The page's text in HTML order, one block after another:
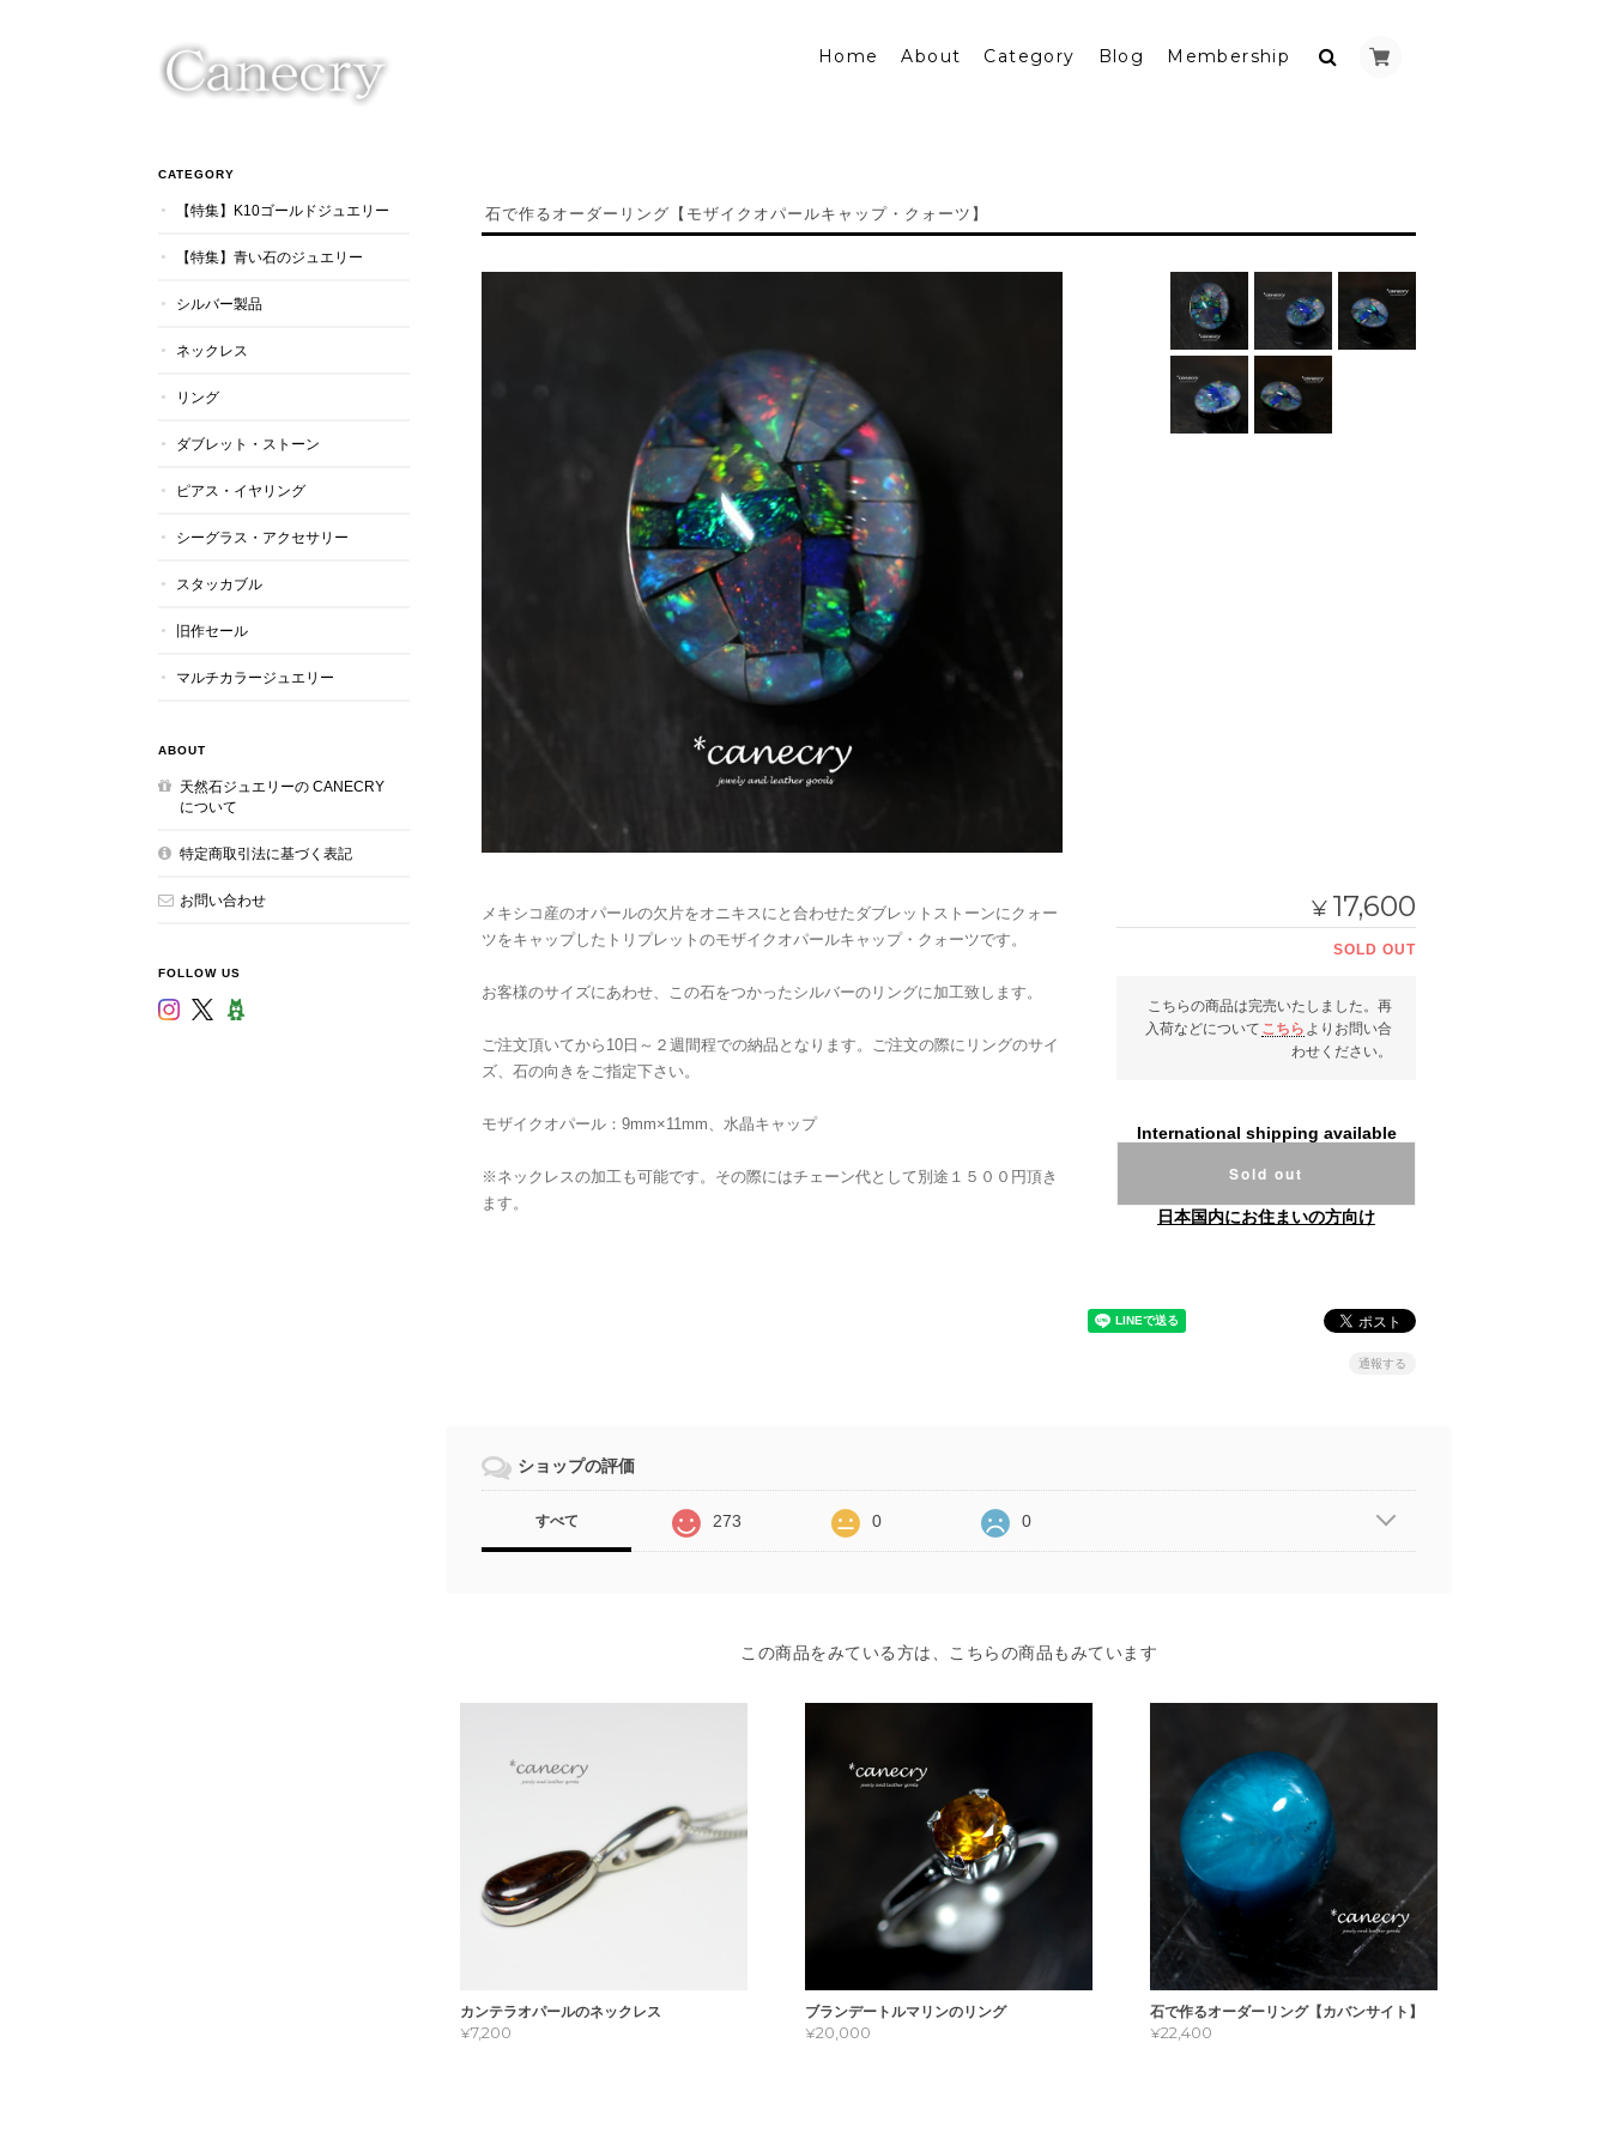
Home About Category Blog Membership
石で作るオーダーリング【モザイクオパールキャップ・クォーツ】
メキシコ産のオパールの欠片をオニキスにと合わせたダブレットストーンにクォー
ツをキャップしたトリプレットのモザイクオパールキャップ・クォーツです。
お客様のサイズにあわせ、この石をつかったシルバーのリングに加工致します。
ご注文頂いてから10日～２週間程での納品となります。ご注文の際にリングのサイ
ズ、石の向きをご指定下さい。
モザイクオパール：9mm×11mm、水晶キャップ
※ネックレスの加工も可能です。その際にはチェーン代として別途１５００円頂き
ます。
¥ 17,600
SOLD OUT
こちらの商品は完売いたしました。再
入荷などについて こちら よりお問い合
わせください。
International shipping available
Sold out
日本国内にお住まいの方向け
通報する
ショップの評価
すべて 273 0 0
この商品をみている方は、こちらの商品もみています
カンテラオパールのネックレス
¥7,200
ブランデートルマリンのリング
¥20,000
石で作るオーダーリング【カバンサイト】
¥22,400
CATEGORY
【特集】K10ゴールドジュエリー
【特集】青い石のジュエリー
シルバー製品
ネックレス
リング
ダブレット・ストーン
ピアス・イヤリング
シーグラス・アクセサリー
スタッカブル
旧作セール
マルチカラージュエリー
ABOUT
天然石ジュエリーの CANECRY
について
特定商取引法に基づく表記
お問い合わせ
FOLLOW US